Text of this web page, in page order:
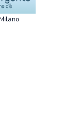
di di
X di Acqua